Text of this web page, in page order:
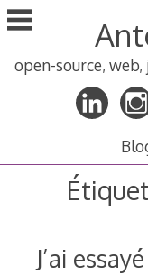
Aller
au
principal
open-source,
J’ai